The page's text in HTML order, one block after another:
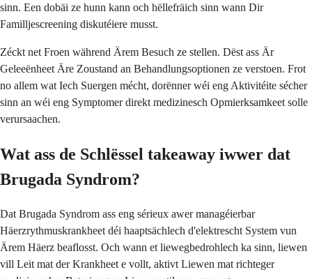
sinn. Een dobäi ze hunn kann och hëllefräich sinn wann Dir
Familljescreening diskutéiere musst.
Zéckt net Froen während Ärem Besuch ze stellen. Dëst ass Är
Geleeënheet Äre Zoustand an Behandlungsoptionen ze verstoen. Frot
no allem wat Iech Suergen mécht, dorënner wéi eng Aktivitéite sécher
sinn an wéi eng Symptomer direkt medizinesch Opmierksamkeet solle
verursaachen.
Wat ass de Schlëssel takeaway iwwer dat
Brugada Syndrom?
Dat Brugada Syndrom ass eng sérieux awer managéierbar
Häerzrythmuskrankheet déi haaptsächlech d'elektrescht System vun
Ärem Häerz beaflosst. Och wann et liewegbedrohlech ka sinn, liewen
vill Leit mat der Krankheet e vollt, aktivt Liewen mat richteger